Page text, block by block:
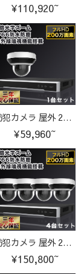
¥110,920~
防犯カメラ 屋外 200万画素 光学レンズ搭載 IP66防塵防水 PTZ機能付き IPカメラ 1台セット
¥59,960~
防犯カメラ 屋外 200万画素 光学レンズ搭載 IP66防塵防水 PTZ機能付き IPカメラ 4台セット
¥150,800~